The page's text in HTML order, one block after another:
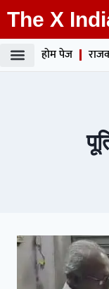
The X
होम पेज